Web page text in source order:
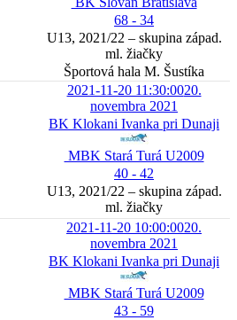
68 - 34
U13, 2021/22 – skupina západ.
ml. žiačky
Športová hala M. Šustíka
2021-11-20 11:30:0020.
novembra 2021
BK Klokani Ivanka pri Dunaji
MBK Stará Turá U2009
40 - 42
U13, 2021/22 – skupina západ.
ml. žiačky
2021-11-20 10:00:0020.
novembra 2021
BK Klokani Ivanka pri Dunaji
MBK Stará Turá U2009
43 - 59